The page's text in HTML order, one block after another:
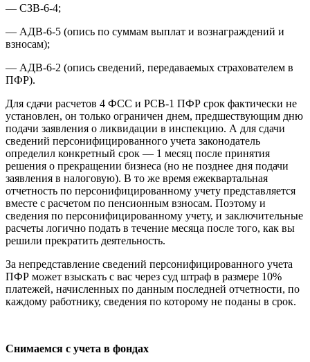
— СЗВ-6-4;
— АДВ-6-5 (опись по суммам выплат и вознаграждений и
взносам);
— АДВ-6-2 (опись сведений, передаваемых страхователем в
ПФР).
Для сдачи расчетов 4 ФСС и РСВ-1 ПФР срок фактически не
установлен, он только ограничен днем, предшествующим дню
подачи заявления о ликвидации в инспекцию. А для сдачи
сведений персонифицированного учета законодатель
определил конкретный срок — 1 месяц после принятия
решения о прекращении бизнеса (но не позднее дня подачи
заявления в налоговую). В то же время ежеквартальная
отчетность по персонифицированному учету представляется
вместе с расчетом по пенсионным взносам. Поэтому и
сведения по персонифицированному учету, и заключительные
расчеты логично подать в течение месяца после того, как вы
решили прекратить деятельность.
За непредставление сведений персонифицированного учета
ПФР может взыскать с вас через суд штраф в размере 10%
платежей, начисленных по данным последней отчетности, по
каждому работнику, сведения по которому не поданы в срок.
Снимаемся с учета в фондах